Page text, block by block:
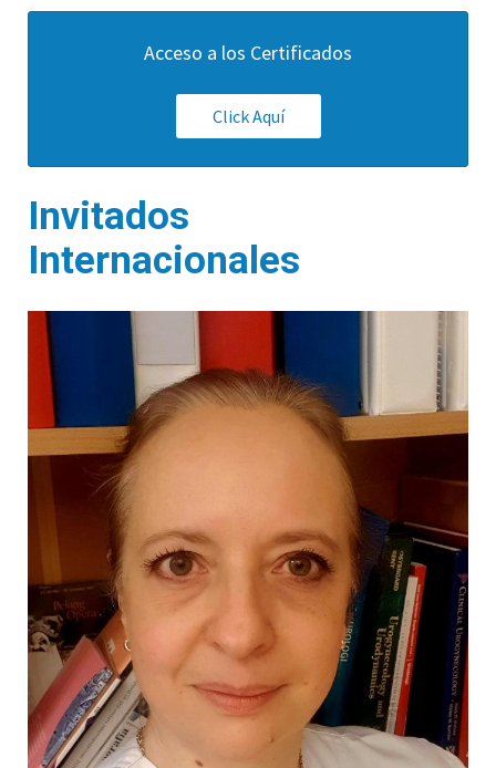
Acceso a los Certificados
Click Aquí
Invitados
Internacionales